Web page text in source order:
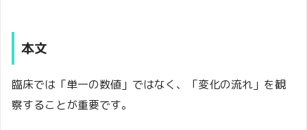
本文
臨床では「単一の数値」ではなく、「変化の流れ」を観
察することが重要です。